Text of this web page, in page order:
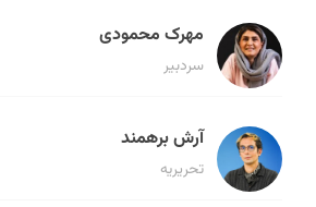
مهرک محمودی
سردبیر
آرش برهمند
تحریریه